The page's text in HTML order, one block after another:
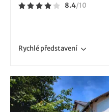
8.4/10
Rychlépředstavení